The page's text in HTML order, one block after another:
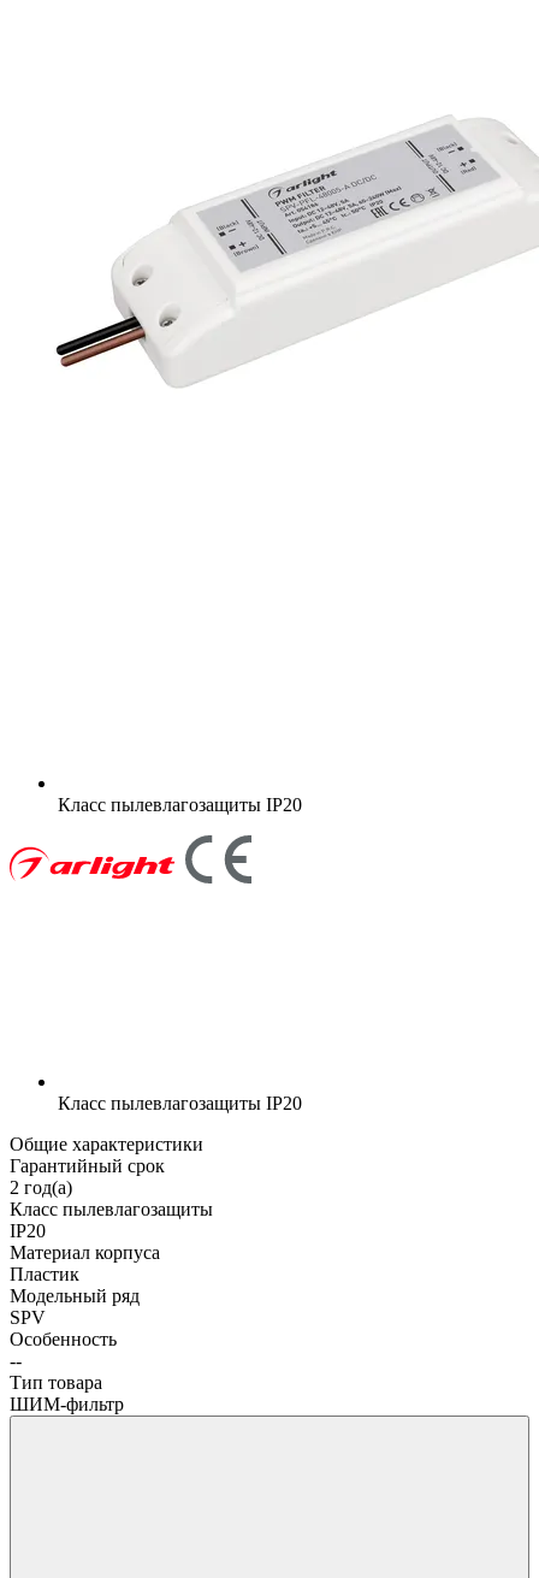
Класс пылевлагозащиты IP20
Класс пылевлагозащиты IP20
Общие характеристики
Гарантийный срок
2 год(а)
Класс пылевлагозащиты
IP20
Материал корпуса
Пластик
Модельный ряд
SPV
Особенность
--
Тип товара
ШИМ-фильтр